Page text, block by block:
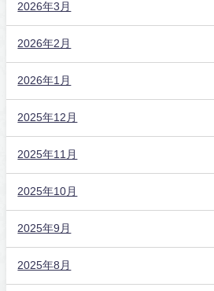
2026年3月
2026年2月
2026年1月
2025年12月
2025年11月
2025年10月
2025年9月
2025年8月